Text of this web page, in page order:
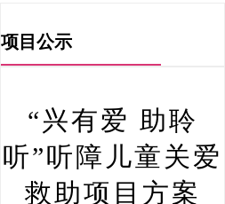
项目公示
“兴有爱 助聆
听”听障儿童关爱
救助项目方案